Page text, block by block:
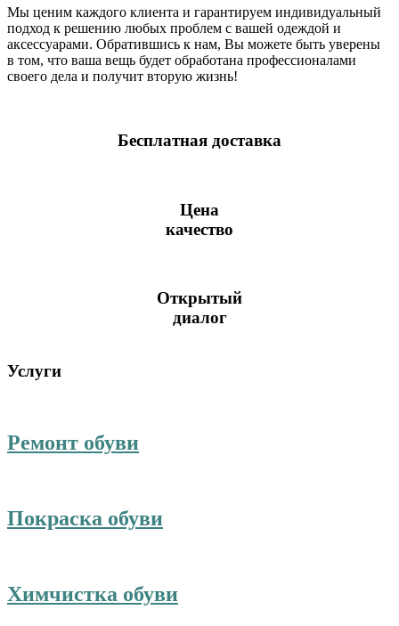
Мы ценим каждого клиента и гарантируем индивидуальный
подход к решению любых проблем с вашей одеждой и
аксессуарами. Обратившись к нам, Вы можете быть уверены
в том, что ваша вещь будет обработана профессионалами
своего дела и получит вторую жизнь!
Бесплатная доставка
Цена
качество
Открытый
диалог
Услуги
Ремонт обуви
Покраска обуви
Химчистка обуви